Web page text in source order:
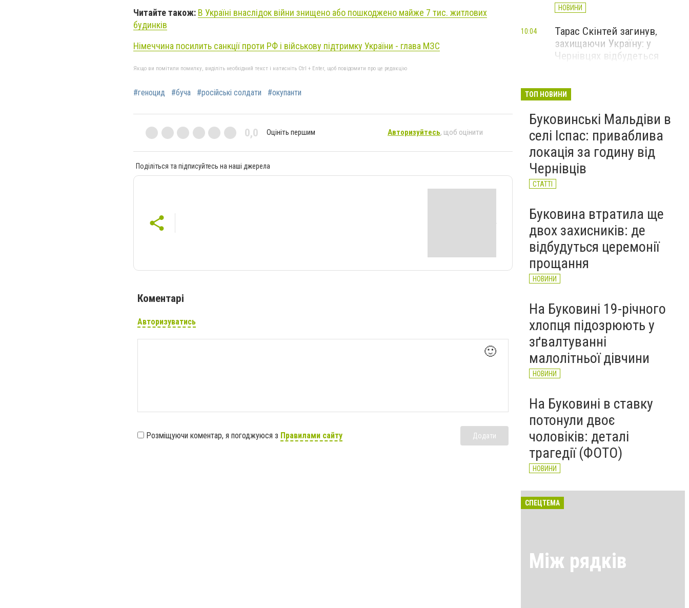
Читайте також: В Україні внаслідок війни знищено або пошкоджено майже 7 тис. житлових
будинків
Німеччина посилить санкції проти РФ і військову підтримку України - глава МЗС
Якщо ви помітили помилку, виділіть необхідний текст і натисніть Ctrl + Enter, щоб повідомити про це редакцію
#геноцид #буча #російські солдати #окупанти
0,0 Оцініть першим Авторизуйтесь, щоб оцінити
Поділіться та підписуйтесь на наші джерела
Коментарі
Авторизуватись
🙂
Розміщуючи коментар, я погоджуюся з Правилами сайту Додати
НОВИНИ
Тарас Скінтей загинув,
захищаючи Україну: у
Чернівцях відбудеться
10:04
втечу: на Буковині
затримали організатора
схеми переправлення
чоловіків
НОВИНИ
ТОП НОВИНИ
Буковинські Мальдіви в
селі Іспас: приваблива
локація за годину від
Чернівців
СТАТТІ
Буковина втратила ще
двох захисників: де
відбудуться церемонії
прощання
НОВИНИ
На Буковині 19-річного
хлопця підозрюють у
зґвалтуванні
малолітньої дівчини
НОВИНИ
На Буковині в ставку
потонули двоє
чоловіків: деталі
трагедії (ФОТО)
НОВИНИ
СПЕЦТЕМА
Між рядків